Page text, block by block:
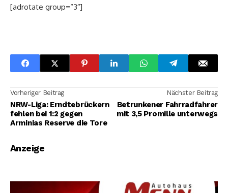
[adrotate group=“3″]
Vorheriger Beitrag
NRW-Liga: Erndtebrückern
fehlen bei 1:2 gegen
Arminias Reserve die Tore
Nächster Beitrag
Betrunkener Fahrradfahrer
mit 3,5 Promille unterwegs
Anzeige